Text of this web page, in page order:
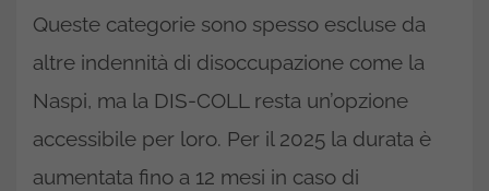
Queste categorie sono spesso escluse da
altre indennità di disoccupazione come la
Naspi, ma la DIS-COLL resta un’opzione
accessibile per loro. Per il 2025 la durata è
aumentata fino a 12 mesi in caso di